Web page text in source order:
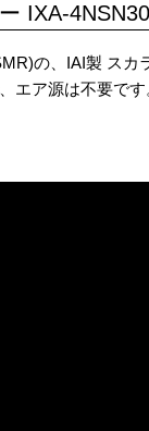
IXA-
の、IAI製 ス
エア源は不要です